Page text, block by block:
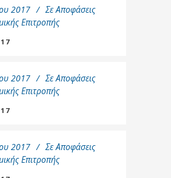
2017 Σε Αποφάσεις
Επιτροπής
2017 Σε Αποφάσεις
Επιτροπής
2017 Σε Αποφάσεις
Επιτροπής